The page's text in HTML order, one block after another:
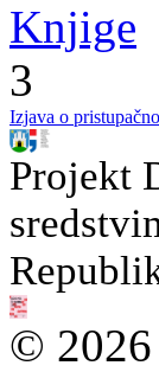
Knjige
3
Izjava o
Projekt
© 2026